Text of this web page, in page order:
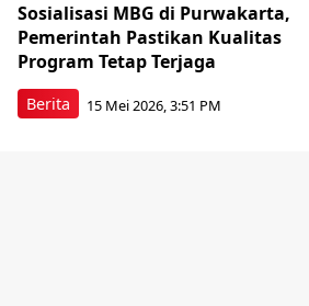
Berita
Sosialisasi MBG di Purwakarta,
Pemerintah Pastikan Kualitas
Program Tetap Terjaga
15 Mei 2026, 3:51 PM